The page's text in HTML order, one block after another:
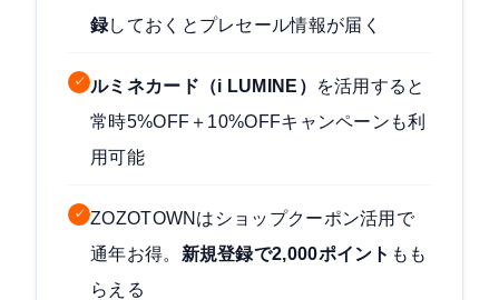
録しておくとプレセール情報が届く
✓ ルミネカード（i LUMINE）
を活用すると
常時5%OFF＋10%OFFキャンペーンも利
用可能
✓ ZOZOTOWNはショップクーポン活用で
通年お得。 新規登録で2,000ポイント もも
らえる